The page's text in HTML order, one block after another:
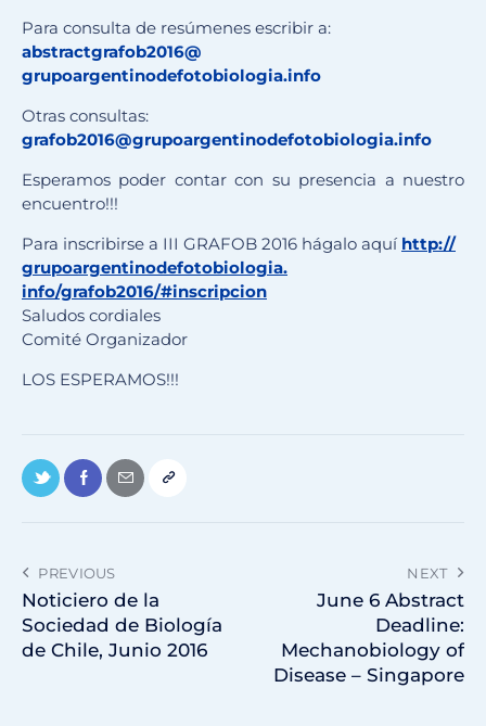
Para consulta de resúmenes escribir a:
abstractgrafob2016@
grupoargentinodefotobiologia.info
Otras consultas:
grafob2016@grupoargentinodefotobiologia.info
Esperamos poder contar con su presencia a nuestro
encuentro!!!
Para inscribirse a III GRAFOB 2016 hágalo aquí http://
grupoargentinodefotobiologia.
info/grafob2016/#inscripcion
Saludos cordiales
Comité Organizador
LOS ESPERAMOS!!!
PREVIOUS
Noticiero de la
Sociedad de Biología
de Chile, Junio 2016
NEXT
June 6 Abstract
Deadline:
Mechanobiology of
Disease – Singapore